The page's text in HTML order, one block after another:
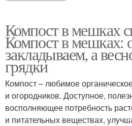
Компост в мешках
Компост в мешках:
закладываем, а
грядки
Компост – любимое
и огородников. Доступное,
восполняющее потребность
и питательных веществах,